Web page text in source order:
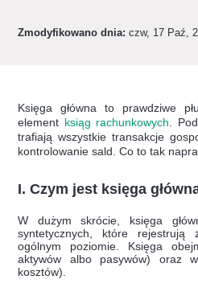
Zmodyfikowano dnia: czw, 17 Paź,
Księga główna to prawdziwe
element ksiąg rachunkowych .
trafiają wszystkie transakcje
kontrolowanie sald. Co to tak
I. Czym jest księga
W dużym skrócie, księga
syntetycznych, które rejestrują
ogólnym poziomie. Księga
aktywów albo pasywów) oraz
kosztów).